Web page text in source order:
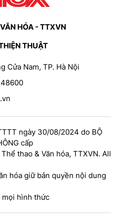
HÓA - TTXVN
THUẬT
Cửa Nam, TP. Hà Nội
ngày 30/08/2024 do BỘ
cấp
thao & Văn hóa, TTXVN. All
hóa giữ bản quyền nội dung
mọi hình thức